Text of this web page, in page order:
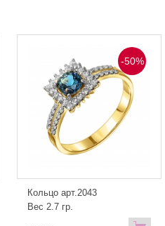
-50%
Кольцо арт.2043
Вес 2.7 гр.